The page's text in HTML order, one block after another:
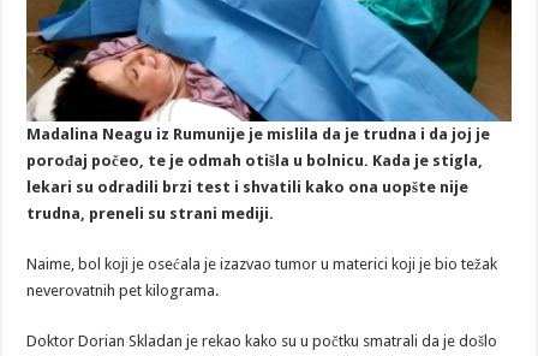
Madalina Neagu iz Rumunije je mislila da je trudna i da joj je
porođaj počeo, te je odmah otišla u bolnicu. Kada je stigla,
lekari su odradili brzi test i shvatili kako ona uopšte nije
trudna, preneli su strani mediji.
Naime, bol koji je osećala je izazvao tumor u materici koji je bio težak
neverovatnih pet kilograma.
Doktor Dorian Skladan je rekao kako su u počtku smatrali da je došlo